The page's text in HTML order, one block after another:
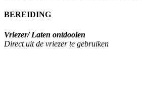
BEREIDING
Vriezer/ Laten ontdooien
Direct uit de vriezer te gebruiken